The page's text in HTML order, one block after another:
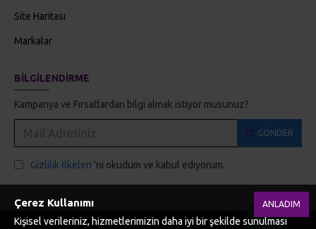
Site Haritası
Markalar
BILGILENDIRME
Kampanya ve Fırsatlardan bilgi almak istiyor musunuz?
GÖNDER
Gizlilik İlkeleri 'ni okudum ve kabul ediyorum.
ANLADIM
Çerez Kullanımı
Kişisel verileriniz, hizmetlerimizin daha iyi bir şekilde sunulması